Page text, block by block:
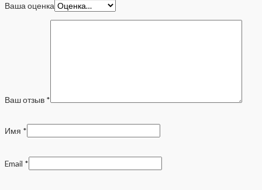
Ваша оценка
Ваш отзыв *
Имя *
Email *